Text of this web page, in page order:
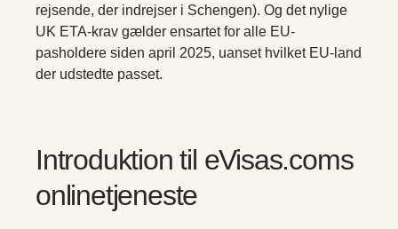
rejsende, der indrejser i Schengen). Og det nylige
UK ETA-krav gælder ensartet for alle EU-
pasholdere siden april 2025, uanset hvilket EU-land
der udstedte passet.
Introduktion til eVisas.coms
onlinetjeneste